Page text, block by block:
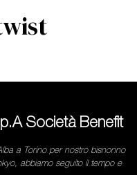
Società Benefit
a Torino per nostro bisnonno
abbiamo seguito il tempo e